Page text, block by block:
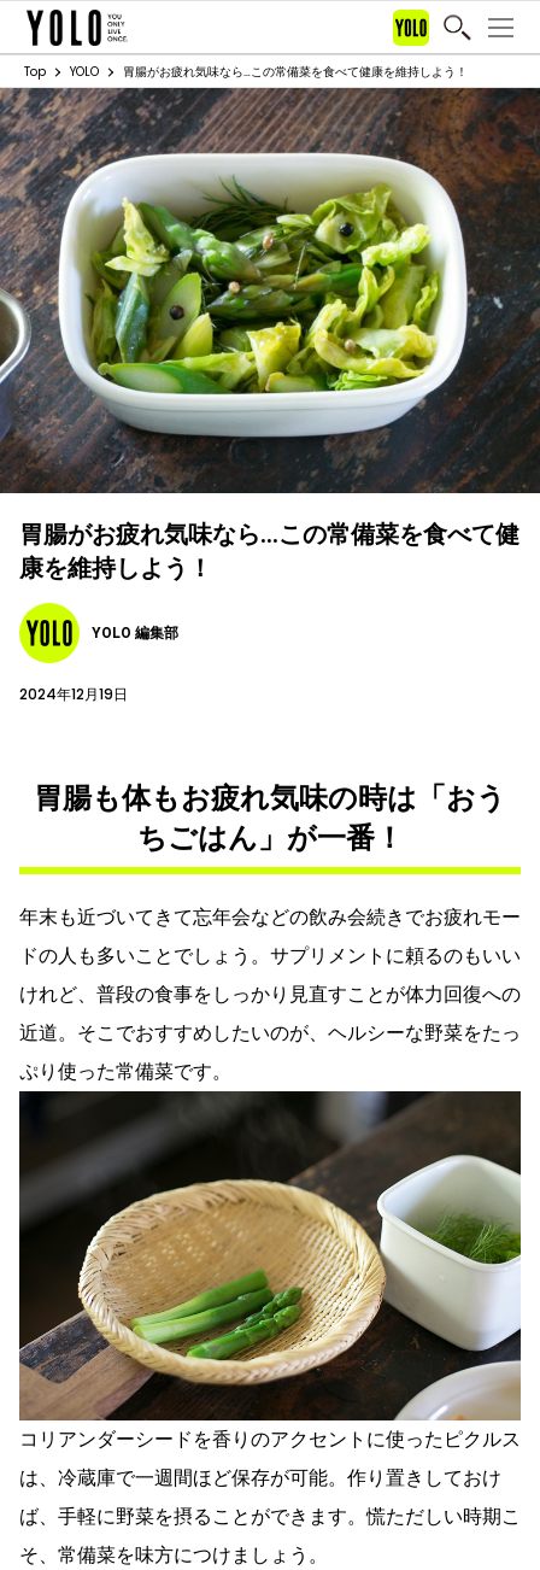
Top YOLO 胃腸がお疲れ気味なら…この常備菜を食べて健康を維持しよう！
胃腸がお疲れ気味なら…この常備菜を食べて健
康を維持しよう！
YOLO 編集部
2024年12月19日
胃腸も体もお疲れ気味の時は「おう
ちごはん」が一番！
年末も近づいてきて忘年会などの飲み会続きでお疲れモー
ドの人も多いことでしょう。サプリメントに頼るのもいい
けれど、普段の食事をしっかり見直すことが体力回復への
近道。そこでおすすめしたいのが、ヘルシーな野菜をたっ
ぷり使った常備菜です。
コリアンダーシードを香りのアクセントに使ったピクルス
は、冷蔵庫で一週間ほど保存が可能。作り置きしておけ
ば、手軽に野菜を摂ることができます。慌ただしい時期こ
そ、常備菜を味方につけましょう。